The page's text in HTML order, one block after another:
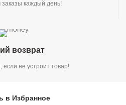
каждый день!
возврат
если не устроит товар!
в Избранное